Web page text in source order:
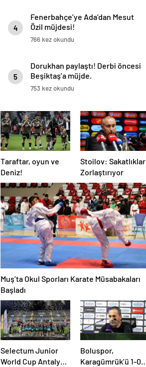
4
Fenerbahçe’ye Ada’dan Mesut
Özil müjdesi!
766 kez okundu
5
Dorukhan paylaştı! Derbi öncesi
Beşiktaş’a müjde.
753 kez okundu
Taraftar, oyun ve
Deniz!
Stoilov: Sakatlıklar
Zorlaştırıyor
Muş’ta Okul Sporları Karate Müsabakaları
Başladı
Selectum Junior
World Cup Antalya
Boluspor,
Karagümrük’ü 1-0